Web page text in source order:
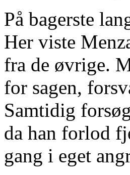
På bagerste
Her viste
fra de øvrige.
for sagen,
Samtidig
da han forlod
gang i eget